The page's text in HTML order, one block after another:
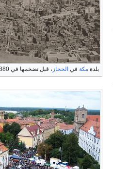
بلدة مكة في الحجاز ، قبل تضخمها في 1880.